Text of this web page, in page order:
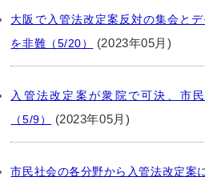
大阪で入管法改定案反対の集会と
を非難（5/20）
(2023年05月)
入管法改定案が衆院で可決、市
（5/9）
(2023年05月)
市民社会の各分野から入管法改定案